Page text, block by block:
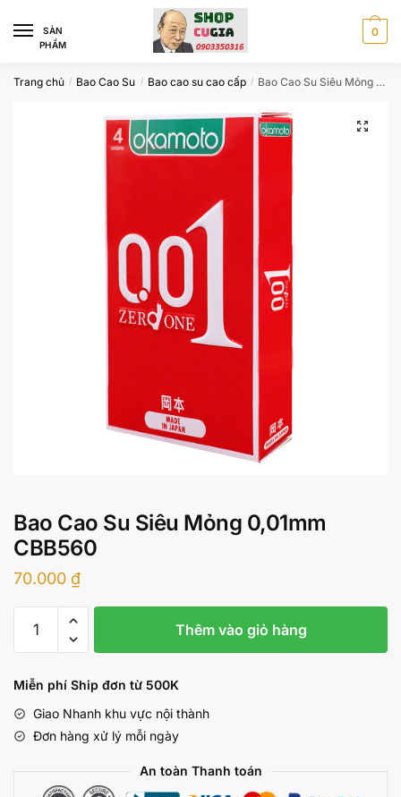
navigation
content
SÀN
PHẨM
0
Trang chủ / Bao Cao Su / Bao cao su cao cấp / Bao Cao Su Siêu Mỏng 0,01mm CBB560
Bao Cao Su Siêu Mỏng 0,01mm
CBB560
70.000 ₫
Cao
Siêu
0,01mm
CBB560
lượng
Thêm vào giỏ hàng
Miễn phí Ship đơn từ 500K
Giao Nhanh khu vực nội thành
Đơn hàng xử lý mỗi ngày
An toàn Thanh toán